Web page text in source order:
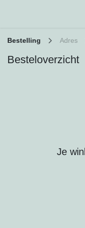
Bestelling Adres
Besteloverzicht
Je